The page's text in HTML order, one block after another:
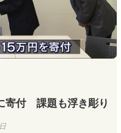
寄付 課題も浮き彫り